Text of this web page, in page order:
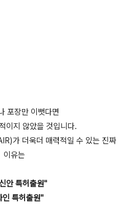
포장만 이뻣다면
이지 않았을 것입니다.
가 더욱더 매력적일 수 있는 진짜
이유는
안 특허출원"
인 특허출원"